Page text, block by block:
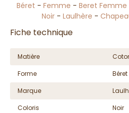
Béret - Femme - Beret Femme
Noir- Laulhère -
Fiche technique
Matière
Forme
Béret
Marque
Coloris
Noir